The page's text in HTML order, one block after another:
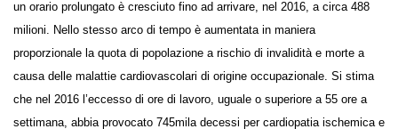
che, a partire dal 2000, a livello globale il numero di lavoratori esposti a
un orario prolungato è cresciuto fino ad arrivare, nel 2016, a circa 488
milioni. Nello stesso arco di tempo è aumentata in maniera
proporzionale la quota di popolazione a rischio di invalidità e morte a
causa delle malattie cardiovascolari di origine occupazionale. Si stima